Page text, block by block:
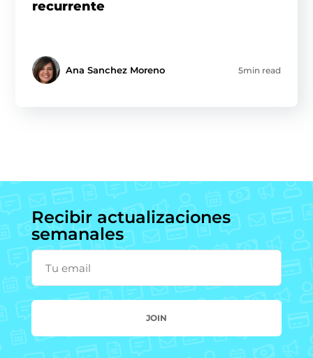
recurrente
Ana Sanchez Moreno 5min read
Recibir actualizaciones
semanales
Tu email
JOIN